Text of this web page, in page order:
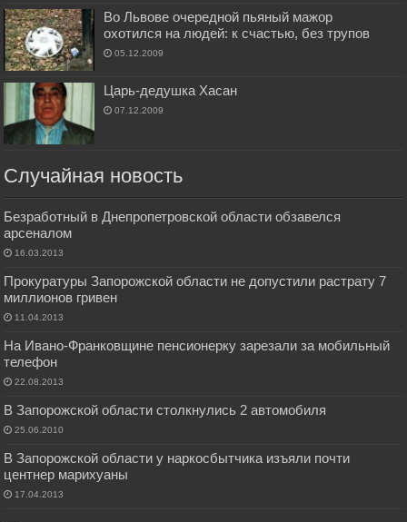
Во Львове очередной пьяный мажор
охотился на людей: к счастью, без трупов
05.12.2009
Царь-дедушка Хасан
07.12.2009
Случайная новость
Безработный в Днепропетровской области обзавелся
арсеналом
16.03.2013
Прокуратуры Запорожской области не допустили растрату 7
миллионов гривен
11.04.2013
На Ивано-Франковщине пенсионерку зарезали за мобильный
телефон
22.08.2013
В Запорожской области столкнулись 2 автомобиля
25.06.2010
В Запорожской области у наркосбытчика изъяли почти
центнер марихуаны
17.04.2013